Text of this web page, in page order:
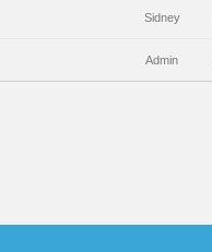
Sidney
Admin